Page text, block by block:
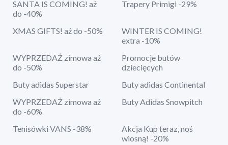
SANTA IS COMING! aż
do -40%
Trapery Primigi -29%
XMAS GIFTS! aż do -50%
WINTER IS COMING!
extra -10%
WYPRZEDAŻ zimowa aż
do -50%
Promocje butów
dziecięcych
Buty adidas Superstar
Buty adidas Continental
WYPRZEDAŻ zimowa aż
do -60%
Buty Adidas Snowpitch
Tenisówki VANS -38%
Akcja Kup teraz, noś
wiosną! -20%